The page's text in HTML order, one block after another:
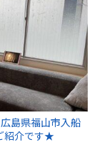
島県福山市入船
紹介です★